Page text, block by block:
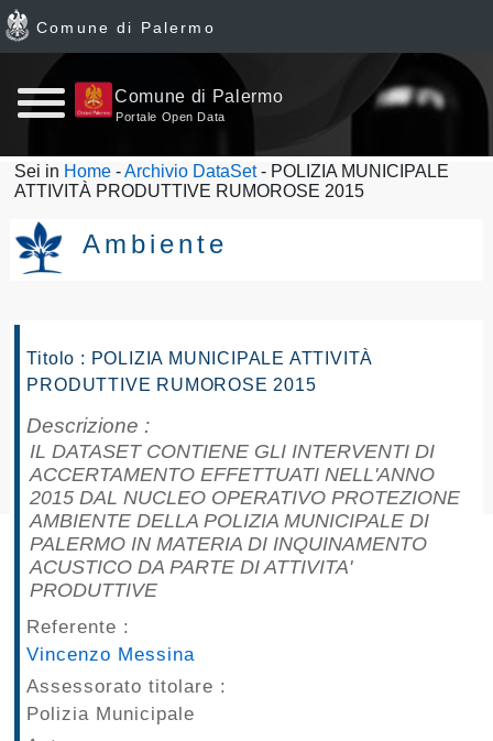
Home
News
Archivio
Ultimi
Report
pubblicazioni
Archivio
Documenti
Guida
Comune di Palermo
Comune di Palermo
Portale Open Data
Sei in Home -Archivio DataSet- POLIZIA MUNICIPALE
ATTIVITÀ PRODUTTIVE RUMOROSE 2015
Ambiente
Titolo : POLIZIA MUNICIPALE ATTIVITÀ
PRODUTTIVE RUMOROSE 2015
Descrizione :
IL DATASET CONTIENE GLI INTERVENTI DI
ACCERTAMENTO EFFETTUATI NELL'ANNO
2015 DAL NUCLEO OPERATIVO PROTEZIONE
AMBIENTE DELLA POLIZIA MUNICIPALE DI
PALERMO IN MATERIA DI INQUINAMENTO
ACUSTICO DA PARTE DI ATTIVITA'
PRODUTTIVE
Referente :
Vincenzo Messina
Assessorato titolare :
Polizia Municipale